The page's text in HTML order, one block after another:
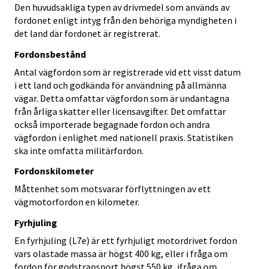
Den huvudsakliga typen av drivmedel som används av
fordonet enligt intyg från den behöriga myndigheten i
det land där fordonet är registrerat.
Fordonsbestånd
Antal vägfordon som är registrerade vid ett visst datum
i ett land och godkända för användning på allmänna
vägar. Detta omfattar vägfordon som är undantagna
från årliga skatter eller licensavgifter. Det omfattar
också importerade begagnade fordon och andra
vägfordon i enlighet med nationell praxis. Statistiken
ska inte omfatta militärfordon.
Fordonskilometer
Måttenhet som motsvarar förflyttningen av ett
vägmotorfordon en kilometer.
Fyrhjuling
En fyrhjuling (L7e) är ett fyrhjuligt motordrivet fordon
vars olastade massa är högst 400 kg, eller i fråga om